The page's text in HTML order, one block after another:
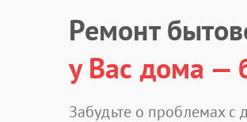
Ремонт
у Вас дома —
Забудьте о проблемах с